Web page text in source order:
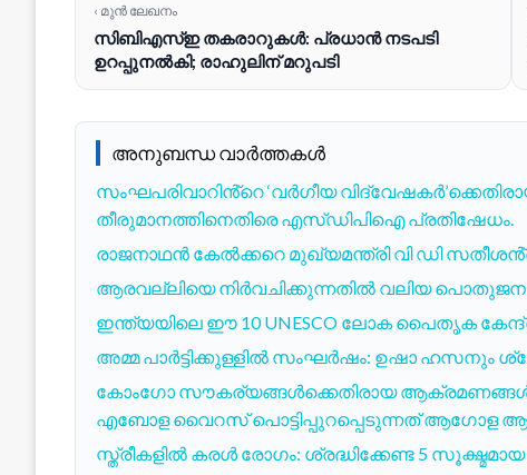
‹ മുൻ ലേഖനം
സിബിഎസ്ഇ തകരാറുകൾ: പ്രധാൻ നടപടി
ഉറപ്പുനൽകി; രാഹുലിന് മറുപടി
അനുബന്ധ വാർത്തകൾ
സംഘപരിവാറിൻ്റെ ‘വർഗീയ
തീരുമാനത്തിനെതിരെ എസ്ഡിപിഐ പ്രതിഷേധം.
രാജനാഥൻ കേൽക്കറെ മുഖ്യമന്ത്രി വി ഡി
ആരവല്ലിയെ നിർവചിക്കുന്നതിൽ വലിയ പൊതുജന
ഇന്ത്യയിലെ ഈ 10 UNESCO ലോക പൈതൃക
അമ്മ പാർട്ടിക്കുള്ളിൽ സംഘർഷം: ഉഷാ ഹസനും
കോംഗോ സൗകര്യങ്ങൾക്കെതിരായ
എബോള വൈറസ് പൊട്ടിപ്പുറപ്പെടുന്നത് ആഗോള
സ്ത്രീകളിൽ കരൾ രോഗം: ശ്രദ്ധിക്കേണ്ട 5